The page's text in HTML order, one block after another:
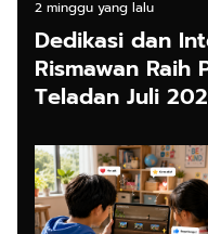
2 minggu yang lalu
Dedikasi dan
Rismawan Raih
Teladan Juli